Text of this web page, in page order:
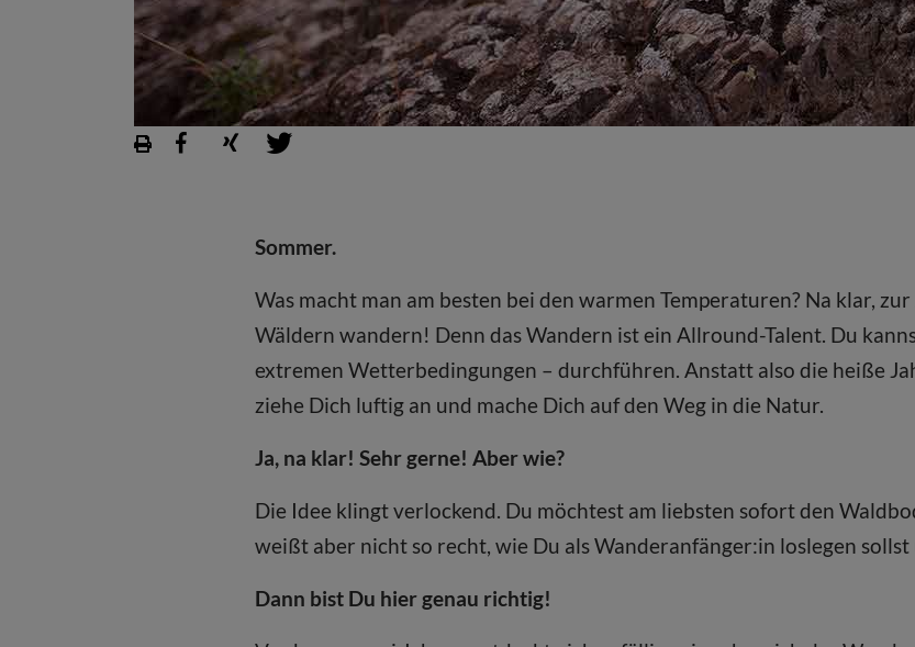
Sommer.
Was macht man am besten bei den warmen Temperaturen? Na klar,
Wäldern wandern! Denn das Wandern ist ein Allround-Talent. Du
extremen Wetterbedingungen – durchführen. Anstatt also die heiße
ziehe Dich luftig an und mache Dich auf den Weg in die Natur.
Ja, na klar! Sehr gerne! Aber wie?
Die Idee klingt verlockend. Du möchtest am liebsten sofort den
weißt aber nicht so recht, wie Du als Wanderanfänger:in loslegen sollst
Dann bist Du hier genau richtig!